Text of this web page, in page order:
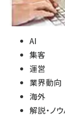
AI
集客
運営
業界動向
海外
解説・ノ